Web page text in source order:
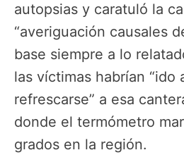
autopsias y caratuló la
“averiguación causales
base siempre a lo
las víctimas habrían “ido
refrescarse” a esa
donde el termómetro
grados en la región.